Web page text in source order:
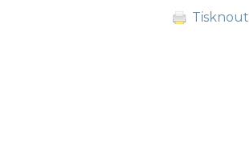
Tisknout